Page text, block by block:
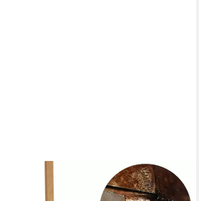
127x55 cm, handgefertigtes Wandbild